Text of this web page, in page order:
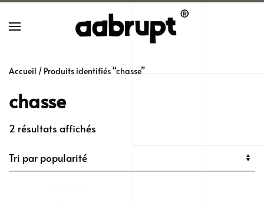
main
content
Accueil / Produits identifiés “chasse”
chasse
2 résultats affichés